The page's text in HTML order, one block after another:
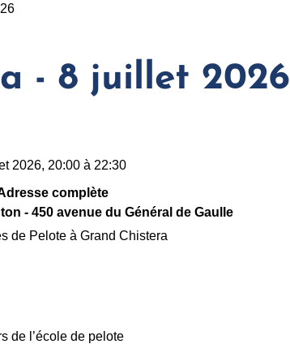
- 8 juillet 2026
2026, 20:00 à 22:30
complète
- 450 avenue du Général de Gaulle
de Pelote à Grand Chistera
de l’école de pelote